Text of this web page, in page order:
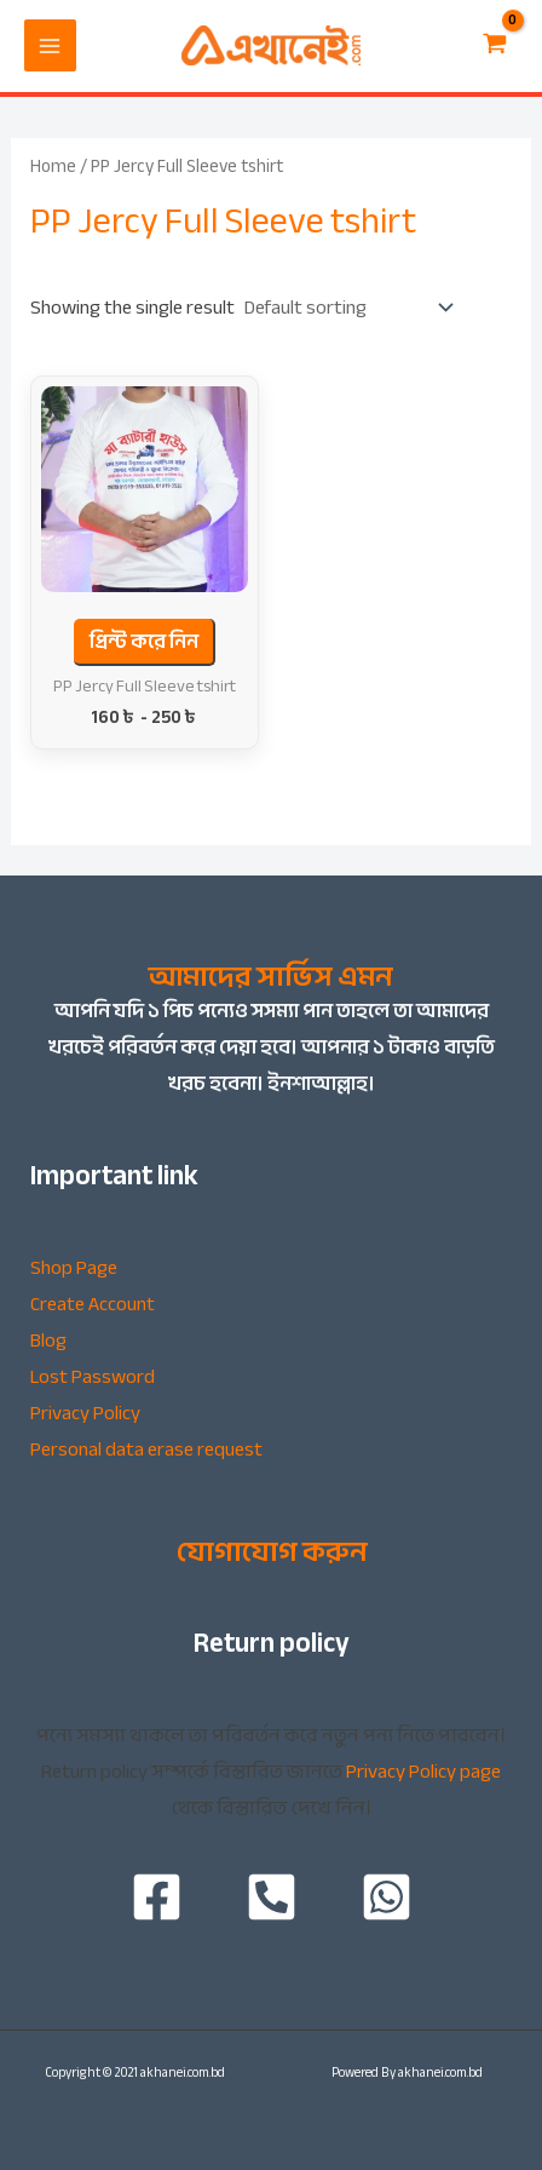
Skip
content
MAIN
MENU
Home/ PP Jercy Full Sleeve tshirt
PP Jercy Full Sleeve tshirt
Showing the single result
প্রিন্ট করে নিন
PP Jercy Full Sleeve tshirt
160৳ -250৳
আমাদের সার্ভিস এমন
আপনিযদি ১ পিচ পন্যেও সসম্যা পান তাহলে তা আমাদের
খরচেই পরিবর্তন করে দেয়া হবে। আপনার ১ টাকাও বাড়তি
খরচ হবেনা। ইনশাআল্লাহ।
Important link
Shop Page
Create Account
Blog
Lost Password
Privacy Policy
Personal data erase request
যোগাযোগ করুন
Return policy
পন্যে সমস্যা থাকলে তা পরিবর্তন করে নতুন পন্য নিতে পারবেন।
Return policy সম্পর্কে বিস্তারিত জানতেPrivacy Policy page
থেকে বিস্তারিত দেখে নিন।
Copyright © 2021 akhanei.com.bd Powered By akhanei.com.bd